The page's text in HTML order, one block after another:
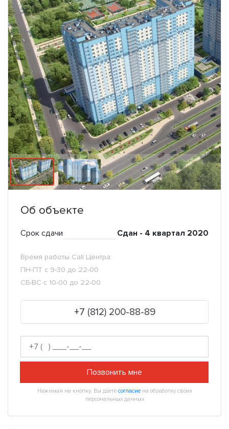
Об объекте
Срок сдачи Сдан - 4 квартал 2020
Время работы Call Центра:
ПН-ПТ с 9-30 до 22-00
СБ-ВС с 10-00 до 22-00
+7 (812) 200-88-89
Позвонить мне
Нажимая на кнопку, Вы даете согласиена обработку своих
персональных данных